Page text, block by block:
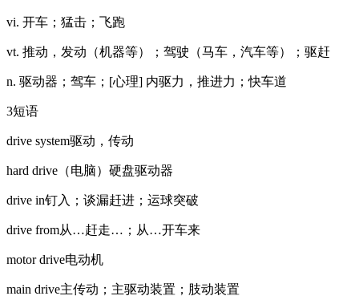
vi. 开车；猛击；飞跑
vt. 推动，发动（机器等）；驾驶（马车，汽车等）；驱赶
n. 驱动器；驾车；[心理] 内驱力，推进力；快车道
3短语
drive system驱动，传动
hard drive（电脑）硬盘驱动器
drive in钉入；谈漏赶进；运球突破
drive from从…赶走…；从…开车来
motor drive电动机
main drive主传动；主驱动装置；肢动装置